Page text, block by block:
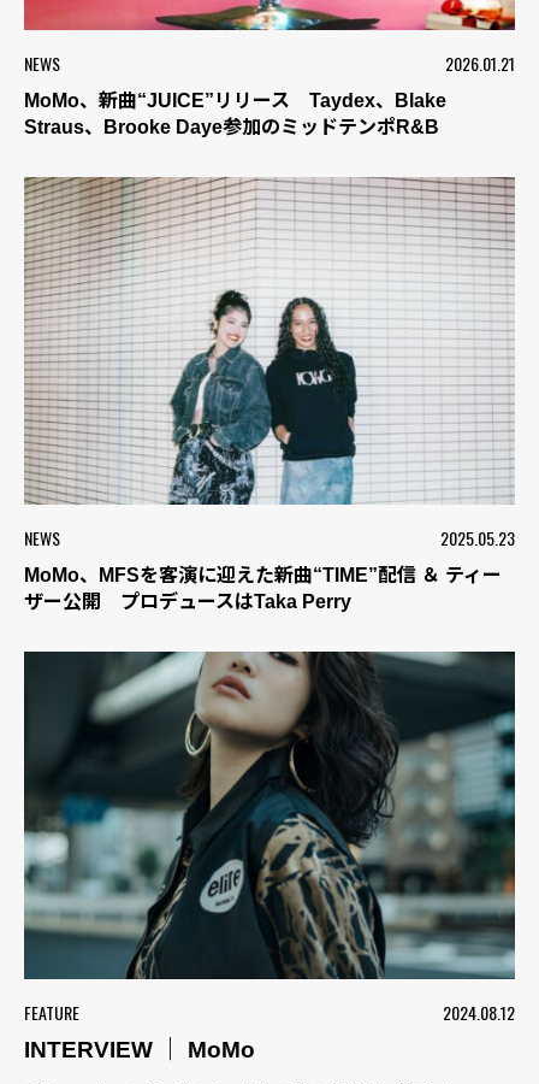
NEWS 2026.01.21
MoMo、新曲“JUICE”リリース Taydex、Blake
Straus、Brooke Daye参加のミッドテンポR&B
NEWS 2025.05.23
MoMo、MFSを客演に迎えた新曲“TIME”配信 ＆ ティー
ザー公開 プロデュースはTaka Perry
FEATURE
2024.08.12
INTERVIEW ｜ MoMo